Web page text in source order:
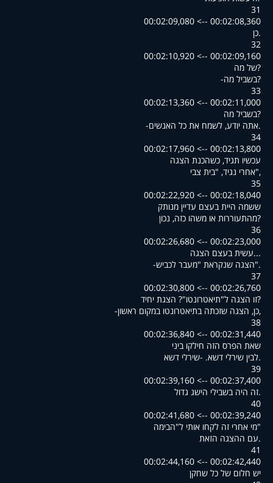
31
00:02:08,360 --> 00:02:09,080
.כן
32
00:02:09,160 --> 00:02:10,920
?של מה
?בשביל מה-
33
00:02:11,000 --> 00:02:13,360
?בשביל מה
.אתה יודע, לשמח את כל האנשים-
34
00:02:13,800 --> 00:02:17,960
עכשיו תגיד, כשהכנת הצגה
,"אחרי נגיד, "בית צבי
35
00:02:18,040 --> 00:02:22,920
ששמה היית בעצם עדיין מנותק
?מהתעוררות או משהו כזה, נכון
36
00:02:23,000 --> 00:02:26,680
...עשית בעצם הצגה
."הצגה שנקראת "מעבר לכביש-
37
00:02:26,760 --> 00:02:30,800
?זו הצגה ל"תיאטרונטו"? הצגת יחיד
,כן, הצגה שזכתה בתיאטרונטו במקום ראשון-
38
00:02:31,440 --> 00:02:36,840
שאת הפרס הזה חילקו ביני
.לבין שירלי דשא. -שירלי דשא
39
00:02:37,400 --> 00:02:39,160
.זה היה בשבילי הישג גדול
40
00:02:39,240 --> 00:02:41,680
"מי אחרי זה לקחו אותי ל"הבימה
.עם ההצגה הזאת
41
00:02:42,440 --> 00:02:44,160
יש חלום של כל שחקן